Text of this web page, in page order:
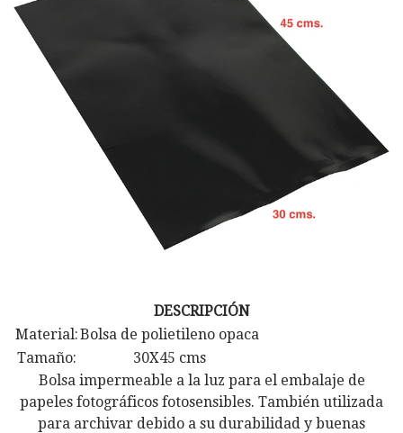
DESCRIPCIÓN
Material:Bolsa de polietileno opaca
Tamaño:
30X45 cms
Bolsa impermeable a la luz para el embalaje de
papeles fotográficos fotosensibles. También utilizada
para archivar debido a su durabilidad y buenas